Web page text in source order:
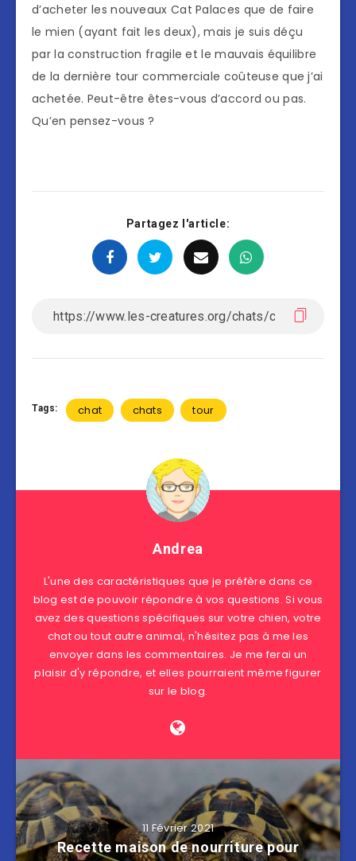
d’acheter les nouveaux Cat Palaces que de faire
le mien (ayant fait les deux), mais je suis déçu
par la construction fragile et le mauvais équilibre
de la dernière tour commerciale coûteuse que j’ai
achetée. Peut-être êtes-vous d’accord ou pas.
Qu’en pensez-vous ?
Partagez l'article:
Tags: chat chats tour
Andrea
L'une des caractéristiques que je préfère dans ce
blog est de pouvoir répondre à vos questions. Si vous
avez des questions spécifiques sur votre chien, votre
chat ou tout autre animal, n'hésitez pas à me les
envoyer dans les commentaires. Je me ferai un
plaisir d'y répondre, et elles pourraient même figurer
sur le blog.
11 Février 2021
Recette maison de nourriture pour